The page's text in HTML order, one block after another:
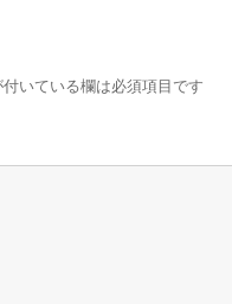
付いている欄は必須項目です